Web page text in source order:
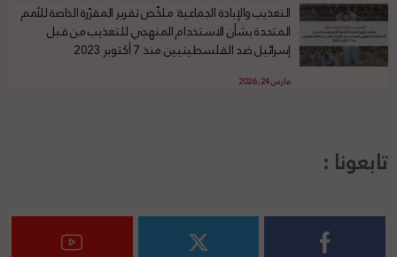
التعذيب والإبادة الجماعية: ملخّص تقرير المقرّرة الخاصة للأمم
المتحدة بشأن الاستخدام المنهجي للتعذيب من قبل
إسرائيل ضد الفلسطينيين منذ 7 أكتوبر 2023
مارس 24, 2026
تابعونا :